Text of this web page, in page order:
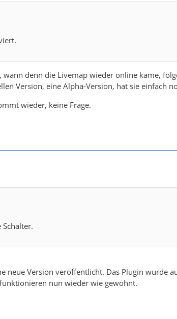
denn die Livemap wieder online käme,
Version, eine Alpha-Version, hat sie einfach
wieder, keine Frage.
neue Version veröffentlicht. Das Plugin wurde
nun wieder wie gewohnt.